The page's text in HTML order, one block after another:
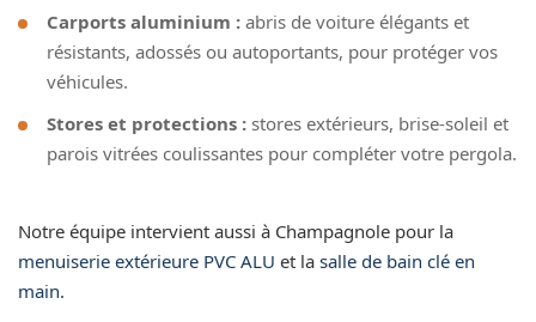
Carports aluminium : abris de voiture élégants et
résistants, adossés ou autoportants, pour protéger vos
véhicules.
Stores et protections : stores extérieurs, brise-soleil et
parois vitrées coulissantes pour compléter votre pergola.
Notre équipe intervient aussi à Champagnole pour la
menuiserie extérieure PVC ALU et la salle de bain clé en
main.